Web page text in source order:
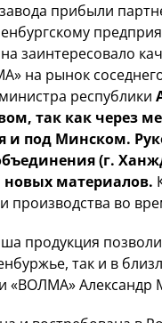
прибыли
заинтересовало
на рынок
республики
так как через
под Минском.
(г.
новых материалов.
производства во
продукция
так и в
«ВОЛМА» Александр